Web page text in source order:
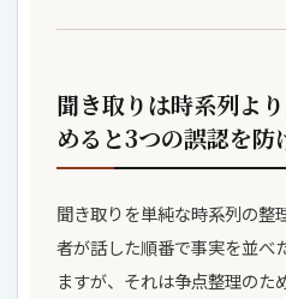
聞き取りは時系列よ
めると3つの誤認を防
聞き取りを単純な時系列の整
者が話した順番で事実を並べ
ますが、それは争点整理のた